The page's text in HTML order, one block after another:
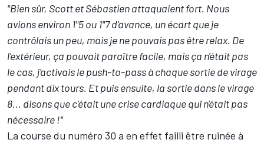
"Bien sûr, Scott et Sébastien attaquaient fort. Nous
avions environ 1"5 ou 1"7 d'avance, un écart que je
contrôlais un peu, mais je ne pouvais pas être relax. De
l'extérieur, ça pouvait paraître facile, mais ça n'était pas
le cas, j'activais le push-to-pass à chaque sortie de virage
pendant dix tours. Et puis ensuite, la sortie dans le virage
8... disons que c'était une crise cardiaque qui n'était pas
nécessaire !"
La course du numéro 30 a en effet failli être ruinée à